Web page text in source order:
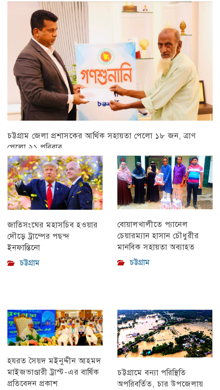
চট্টগ্রাম
চট্টগ্রাম জেলা প্রশাসকের আর্থিক সহায়তা পেলো ১৮ জন, ত্রাণ
পেলো ২১ পরিবার
চট্টগ্রাম
জাতিসংঘের মহাসচিব হওয়ার
দৌড়ে ট্রাম্পের পছন্দ
ইনফান্তিনো
চট্টগ্রাম
বোয়ালখালীতে প্যানেল
চেয়ারম্যান হাসান চৌধুরীর
মানবিক সহায়তা অব্যাহত
চট্টগ্রাম
হযরত সৈয়দ মইনুদ্দীন আহমদ
মাইজভাণ্ডারী ট্রাস্ট-এর বার্ষিক
প্রতিবেদন প্রকাশ
চট্টগ্রামে বন্যা পরিস্থিতি
অপরিবর্তিত, চার উপজেলায়